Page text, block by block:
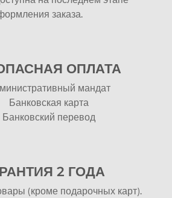
заказа.
ОПЛАТА
мандат
Банковская карта
Банковский перевод
2 ГОДА
(кроме подарочных карт).